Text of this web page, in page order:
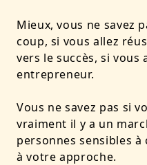
Mieux, vous ne savez
coup, si vous allez
vers le succès, si vous
entrepreneur.
Vous ne savez pas si
vraiment il y a un
personnes sensibles
à votre approche.